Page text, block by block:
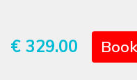
€ 329.00